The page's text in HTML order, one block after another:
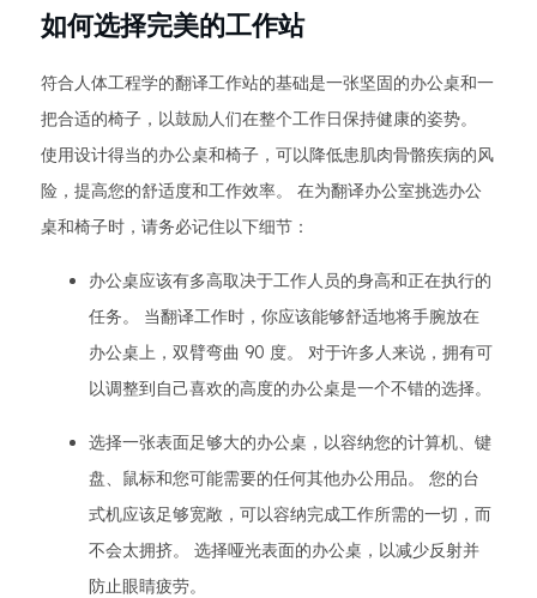
如何选择完美的工作站
符合人体工程学的翻译工作站的基础是一张坚固的办公桌和一
把合适的椅子，以鼓励人们在整个工作日保持健康的姿势。
使用设计得当的办公桌和椅子，可以降低患肌肉骨骼疾病的风
险，提高您的舒适度和工作效率。 在为翻译办公室挑选办公
桌和椅子时，请务必记住以下细节：
办公桌应该有多高取决于工作人员的身高和正在执行的
任务。 当翻译工作时，你应该能够舒适地将手腕放在
办公桌上，双臂弯曲 90 度。 对于许多人来说，拥有可
以调整到自己喜欢的高度的办公桌是一个不错的选择。
选择一张表面足够大的办公桌，以容纳您的计算机、键
盘、鼠标和您可能需要的任何其他办公用品。 您的台
式机应该足够宽敞，可以容纳完成工作所需的一切，而
不会太拥挤。 选择哑光表面的办公桌，以减少反射并
防止眼睛疲劳。